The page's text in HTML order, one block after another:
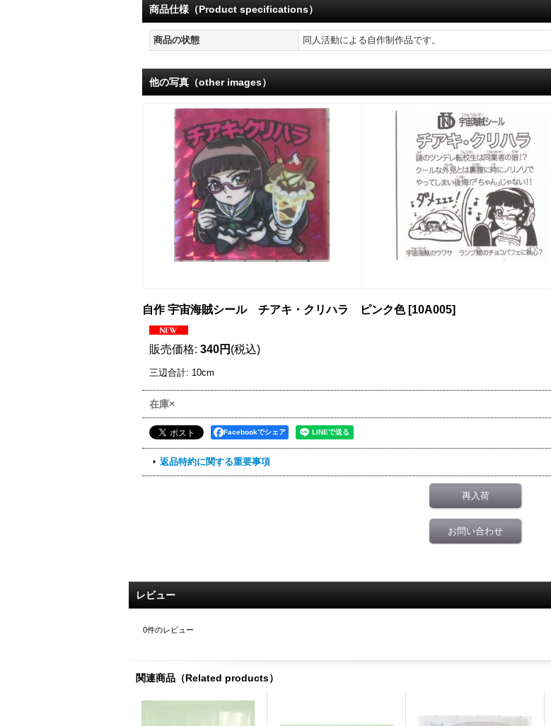
商品仕様（Product specifications）
商品の状態 同人活動による自作制作品です。
他の写真（other images）
自作 宇宙海賊シール チアキ・クリハラ ピンク色 [10A005]
販売価格: 340円 (税込)
三辺合計: 10cm
在庫×
Facebookでシェア
返品特約に関する重要事項
再入荷
お問い合わせ
レビュー
0件のレビュー
関連商品（Related products）